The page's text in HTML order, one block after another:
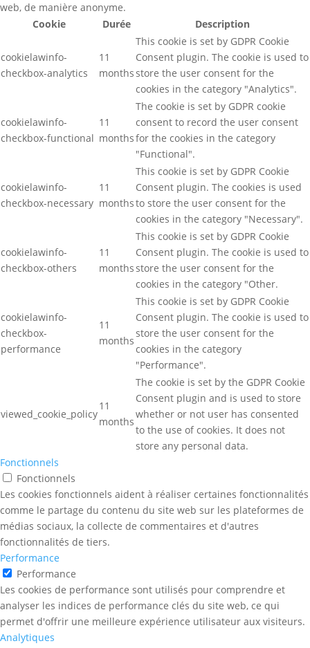
web, de manière anonyme.
Cookie
Durée Description
cookielawinfo-
checkbox-analytics
11
months
This cookie is set by GDPR Cookie
Consent plugin. The cookie is used to
store the user consent for the
cookies in the category "Analytics".
cookielawinfo-
checkbox-functional
11
months
The cookie is set by GDPR cookie
consent to record the user consent
for the cookies in the category
"Functional".
cookielawinfo-
checkbox-necessary
11
months
This cookie is set by GDPR Cookie
Consent plugin. The cookies is used
to store the user consent for the
cookies in the category "Necessary".
cookielawinfo-
checkbox-others
11
months
This cookie is set by GDPR Cookie
Consent plugin. The cookie is used to
store the user consent for the
cookies in the category "Other.
cookielawinfo-
checkbox-
performance
11
months
This cookie is set by GDPR Cookie
Consent plugin. The cookie is used to
store the user consent for the
cookies in the category
"Performance".
viewed_cookie_policy
11
months
The cookie is set by the GDPR Cookie
Consent plugin and is used to store
whether or not user has consented
to the use of cookies. It does not
store any personal data.
Fonctionnels
Fonctionnels
Les cookies fonctionnels aident à réaliser certaines fonctionnalités
comme le partage du contenu du site web sur les plateformes de
médias sociaux, la collecte de commentaires et d'autres
fonctionnalités de tiers.
Performance
Performance
Les cookies de performance sont utilisés pour comprendre et
analyser les indices de performance clés du site web, ce qui
permet d'offrir une meilleure expérience utilisateur aux visiteurs.
Analytiques